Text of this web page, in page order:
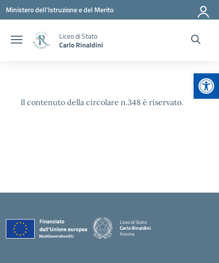
Vai ai contenuti
Vai al menu di navigazione
Vai al footer
Ministero dell'Istruzione e del Merito
Liceo di Stato
Carlo Rinaldini
Il contenuto della circolare n.348 è riservato.
Liceo di Stato
Carlo Rinaldini
Ancona